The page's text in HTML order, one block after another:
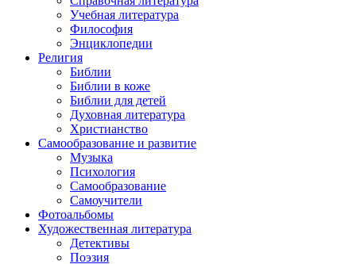
Учебная литература
Философия
Энциклопедии
Религия
Библии
Библии в коже
Библии для детей
Духовная литература
Христианство
Самообразование и развитие
Музыка
Психология
Самообразование
Самоучители
Фотоальбомы
Художественная литература
Детективы
Поэзия